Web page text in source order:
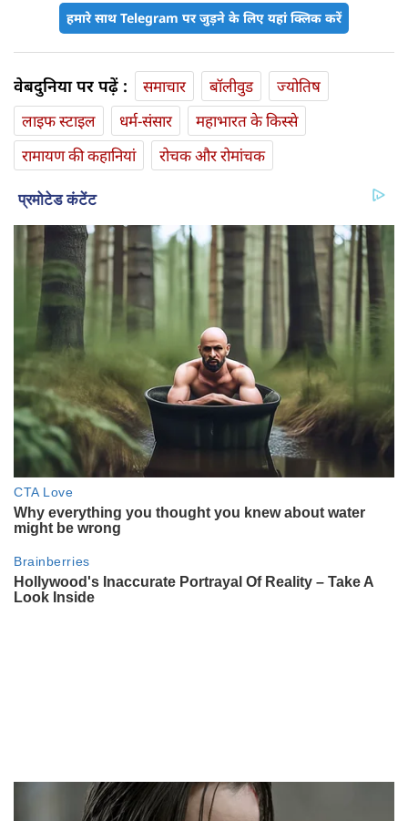
हमारे साथ Telegram पर जुड़ने के लिए यहां क्लिक करें
वेबदुनिया पर पढ़ें : समाचार बॉलीवुड
ज्योतिष
लाइफ स्‍टाइल
धर्म-संसार
महाभारत के किस्से
रामायण की कहानियां
रोचक और रोमांचक